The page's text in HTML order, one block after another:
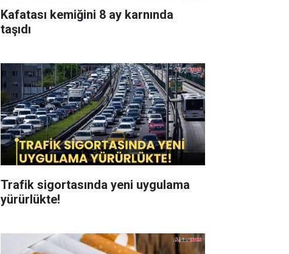
Kafatası kemiğini 8 ay karnında
taşıdı
Trafik sigortasında yeni uygulama
yürürlükte!